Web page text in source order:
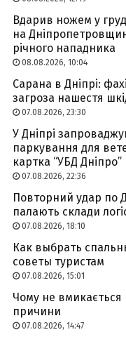
Вдарив ножем у
на
річного нападника
08.08.2026, 10:04
Сарана в Дніпрі:
загроза нашестя
07.08.2026, 23:30
У Дніпрі
паркування для
картка “УБД Дніпро”
07.08.2026, 22:36
Повторний удар по
палають склади
07.08.2026, 18:10
Как выбрать
советы туристам
07.08.2026, 15:01
Чому не вмикається
причини
07.08.2026, 14:47